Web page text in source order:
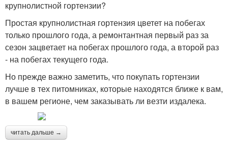
крупнолистной гортензии?
Простая крупнолистная гортензия цветет на побегах
только прошлого года, а ремонтантная первый раз за
сезон зацветает на побегах прошлого года, а второй раз
- на побегах текущего года.
Но прежде важно заметить, что покупать гортензии
лучше в тех питомниках, которые находятся ближе к вам,
в вашем регионе, чем заказывать ли везти издалека.
читать дальше →